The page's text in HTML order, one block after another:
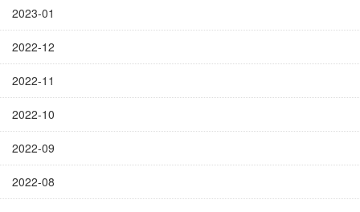
2023-01
2022-12
2022-11
2022-10
2022-09
2022-08